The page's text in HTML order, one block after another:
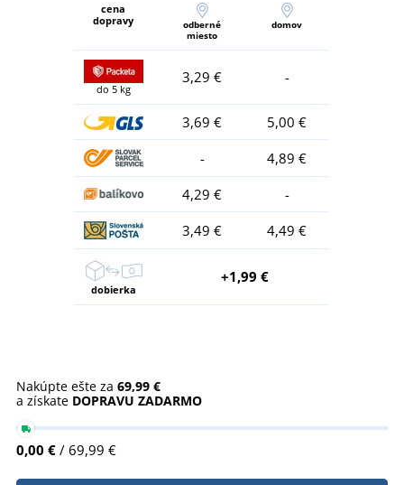
cena
dopravy
odberné
miesto
domov
do 5 kg
3,29 € -
3,69 €
5,00 €
-
4,89 €
4,29 €
-
3,49 €
4,49 €
dobierka
+1,99 €
Nakúpte ešte za 69,99 €
a získate DOPRAVU ZADARMO
0,00 € / 69,99 €